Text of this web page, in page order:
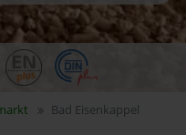
Bad Eisenkappel